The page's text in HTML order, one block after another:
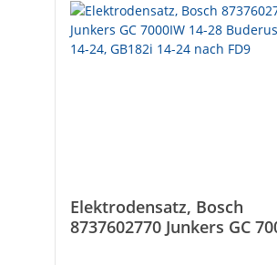
Elektrodensatz, Bosch
8737602770 Junkers GC 7000IW